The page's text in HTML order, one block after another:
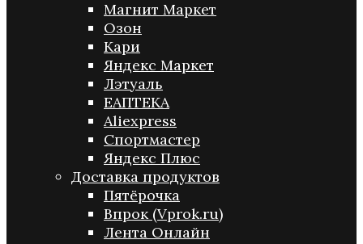
Магнит Маркет
Озон
Кари
Яндекс Маркет
Лэтуаль
ЕАПТЕКА
Aliexpress
Спортмастер
Яндекс Плюс
Доставка продуктов
Пятёрочка
Впрок (Vprok.ru)
Лента Онлайн